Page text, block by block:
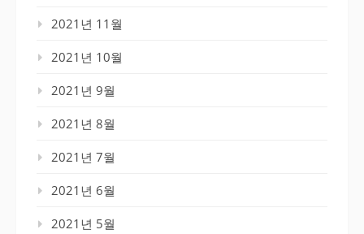
2021년 11월
2021년 10월
2021년 9월
2021년 8월
2021년 7월
2021년 6월
2021년 5월